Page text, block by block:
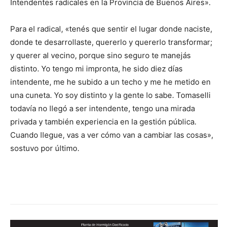
Intendentes radicales en la Provincia de Buenos Aires».
Para el radical, «tenés que sentir el lugar donde naciste,
donde te desarrollaste, quererlo y quererlo transformar;
y querer al vecino, porque sino seguro te manejás
distinto. Yo tengo mi impronta, he sido diez días
intendente, me he subido a un techo y me he metido en
una cuneta. Yo soy distinto y la gente lo sabe. Tomaselli
todavía no llegó a ser intendente, tengo una mirada
privada y también experiencia en la gestión pública.
Cuando llegue, vas a ver cómo van a cambiar las cosas»,
sostuvo por último.